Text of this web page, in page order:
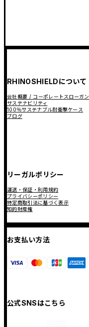
RHINOSHIELDについて
会社概要 / コーポレートスローガン
サステナビリティ
100％サステナブル耐衝撃ケース
ブログ
リーガルポリシー
運送・保証・利用規約
プライバシーポリシー
特定商取引法に基づく表示
知的財産権
お支払い方法
公式SNSはこちら